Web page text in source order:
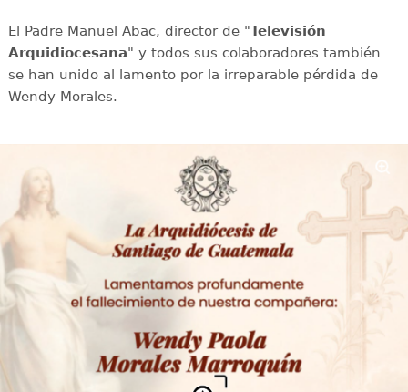
El Padre Manuel Abac, director de "Televisión
Arquidiocesana" y todos sus colaboradores también
se han unido al lamento por la irreparable pérdida de
Wendy Morales.